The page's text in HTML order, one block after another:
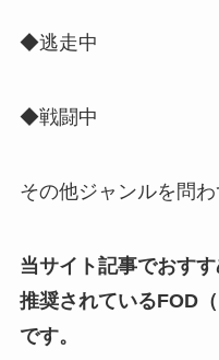
◆逃走中
◆戦闘中
その他ジャンルを問わ
当サイト記事でおす
推奨されているFOD
です。